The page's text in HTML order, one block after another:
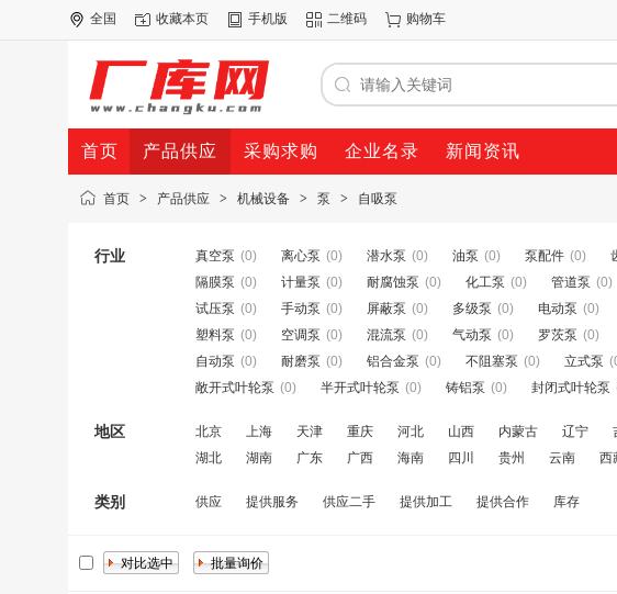
全国 收藏本页 手机版 二维码 购物车
首页 产品供应 采购求购 企业名录 新闻资讯
首页 > 产品供应 > 机械设备 > 泵 > 自吸泵
行业 真空泵 (0) 离心泵 (0) 潜水泵 (0) 油泵 (0) 泵配件 (0)
隔膜泵 (0) 计量泵 (0) 耐腐蚀泵 (0) 化工泵 (0) 管道泵 (0)
试压泵 (0) 手动泵 (0) 屏蔽泵 (0) 多级泵 (0) 电动泵 (0)
塑料泵 (0) 空调泵 (0) 混流泵 (0) 气动泵 (0) 罗茨泵 (0)
自动泵 (0) 耐磨泵 (0) 铝合金泵 (0) 不阻塞泵 (0) 立式泵
敞开式叶轮泵 (0) 半开式叶轮泵 (0) 铸铝泵 (0) 封闭式叶轮泵
地区 北京 上海 天津 重庆 河北 山西 内蒙古 辽宁
湖北
湖南 广东 广西 海南 四川 贵州 云南 西
类别 供应 提供服务 供应二手 提供加工 提供合作 库存